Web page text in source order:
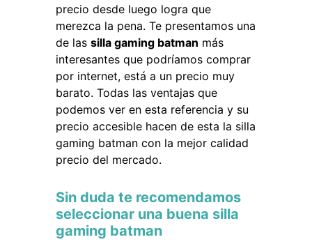
precio desde luego logra que
merezca la pena. Te presentamos una
de las silla gaming batman más
interesantes que podríamos comprar
por internet, está a un precio muy
barato. Todas las ventajas que
podemos ver en esta referencia y su
precio accesible hacen de esta la silla
gaming batman con la mejor calidad
precio del mercado.
Sin duda te recomendamos
seleccionar una buena silla
gaming batman